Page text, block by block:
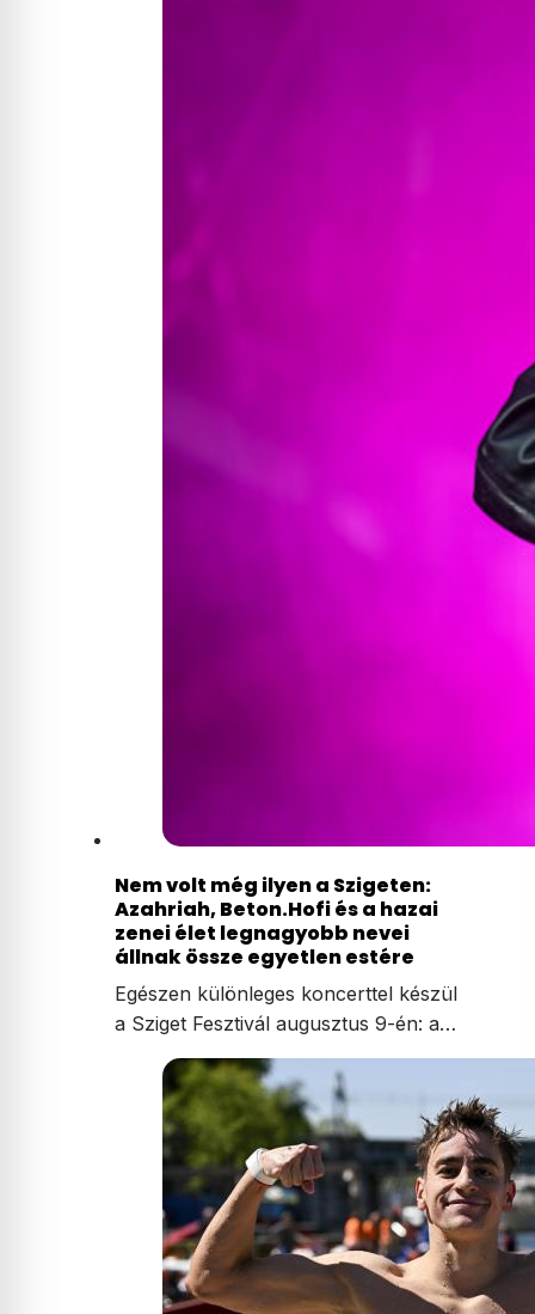
Nem volt még ilyen a Szigeten:
Azahriah, Beton.Hofi és a hazai
zenei élet legnagyobb nevei
állnak össze egyetlen estére
Egészen különleges koncerttel készül
a Sziget Fesztivál augusztus 9-én: a…